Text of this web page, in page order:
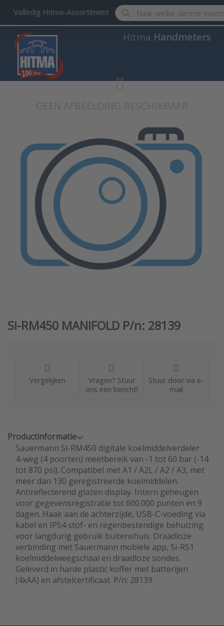
Volledig Hitma-Assortiment Enter a search term.
Hitma Handmeters
Si-RM450 MANIFOLD P/n: 28139
Vergelijken
Vragen? Stuur
ons een bericht!
Stuur door via e-
mail
Productinformatie
Sauermann Si-RM450 digitale koelmiddelverdeler
4-weg (4 poorten) meetbereik van -1 tot 60 bar (-14
tot 870 psi). Compatibel met A1 / A2L / A2 / A3, met
meer dan 130 geregistreerde koelmiddelen.
Antireflecterend glazen display. Intern geheugen
voor gegevensregistratie tot 600.000 punten en 9
dagen. Haak aan de achterzijde, USB-C-voeding via
kabel en IP54 stof- en regenbestendige behuizing
voor langdurig gebruik buitenshuis. Draadloze
verbinding met Sauermann mobiele app, Si-RS1
koelmiddelweegschaal en draadloze sondes.
Geleverd in harde plastic koffer met batterijen
(4xAA) en afstelcertificaat. P/n: 28139